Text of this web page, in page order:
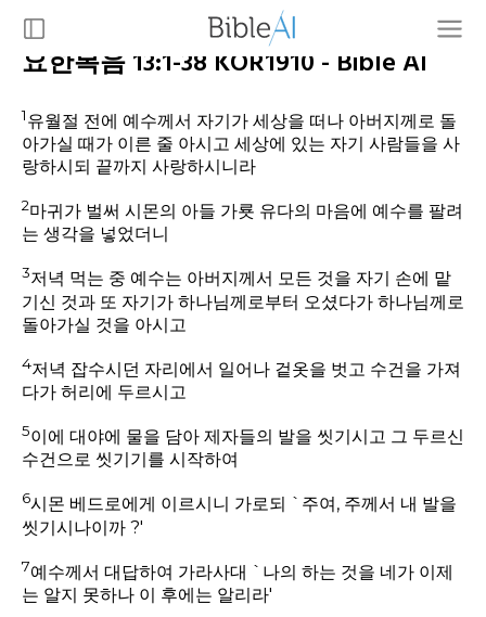
요한복음 13:1-38 KOR1910 - Bible AI
1유월절 전에 예수께서 자기가 세상을 떠나 아버지께로 돌
아가실 때가 이른 줄 아시고 세상에 있는 자기 사람들을 사
랑하시되 끝까지 사랑하시니라
2마귀가 벌써 시몬의 아들 가룟 유다의 마음에 예수를 팔려
는 생각을 넣었더니
3저녁 먹는 중 예수는 아버지께서 모든 것을 자기 손에 맡
기신 것과 또 자기가 하나님께로부터 오셨다가 하나님께로
돌아가실 것을 아시고
4저녁 잡수시던 자리에서 일어나 겉옷을 벗고 수건을 가져
다가 허리에 두르시고
5이에 대야에 물을 담아 제자들의 발을 씻기시고 그 두르신
수건으로 씻기기를 시작하여
6시몬 베드로에게 이르시니 가로되 `주여, 주께서 내 발을
씻기시나이까 ?'
7예수께서 대답하여 가라사대 `나의 하는 것을 네가 이제
는 알지 못하나 이 후에는 알리라'